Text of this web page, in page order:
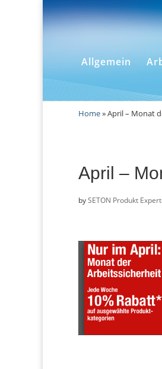
Allgemein
Home»April – Monat
April –
bySETON Produkt